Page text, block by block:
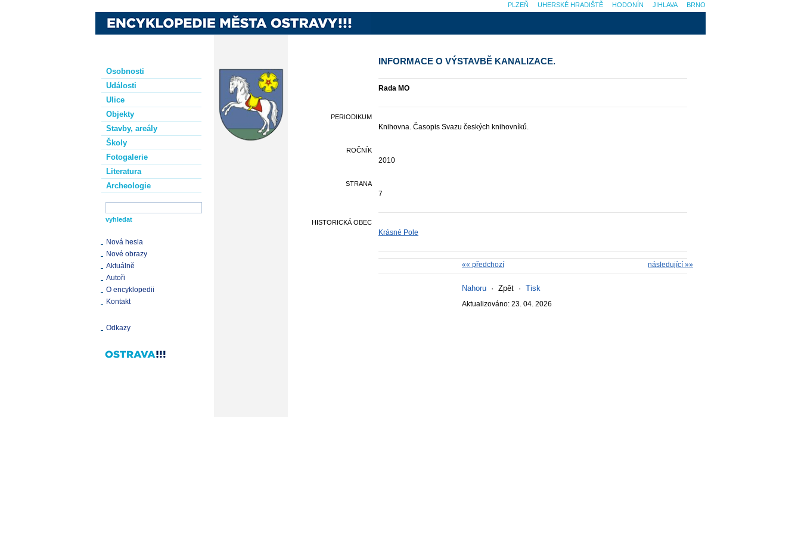
Osobnosti
Události
Ulice
Objekty
Stavby, areály
Školy
Fotogalerie
Literatura
Archeologie
Nová hesla
Nové obrazy
Aktuálně
Autoři
O encyklopedii
Kontakt
Odkazy
INFORMACE O VÝSTAVBĚ KANALIZACE.
Rada MO
PERIODIKUM
Knihovna. Časopis Svazu českých knihovníků.
ROČNÍK
2010
STRANA
7
HISTORICKÁ OBEC
Krásné Pole
následující »»
«« předchozí
Nahoru · Zpět · Tisk
Aktualizováno: 23. 04. 2026
BRNO
JIHLAVA
HODONÍN
UHERSKÉ HRADIŠTĚ
PLZEŇ